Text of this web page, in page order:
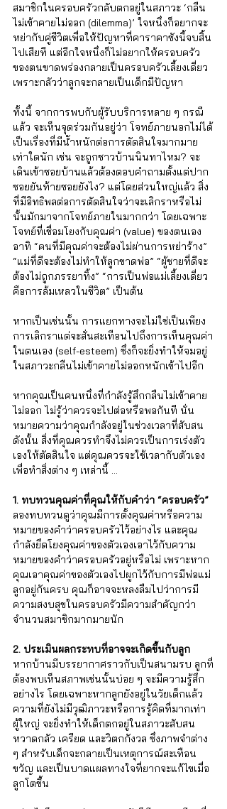
สมาชิกในครอบครัวกลับตกอยู่ในสภาวะ ‘กลืน
ไม่เข้าคายไม่ออก (dilemma)’ ใจหนึ่งก็อยากจะ
หย่ากับคู่ชีวิตเพื่อให้ปัญหาที่คาราคาซังนี้จบสิ้น
ไปเสียที แต่อีกใจหนึ่งก็ไม่อยากให้ครอบครัว
ของตนขาดพร่องกลายเป็นครอบครัวเลี้ยงเดี่ยว
เพราะกลัวว่าลูกจะกลายเป็นเด็กมีปัญหา
ทั้งนี้ จากการพบกับผู้รับบริการหลาย ๆ กรณี
แล้ว จะเห็นจุดร่วมกันอยู่ว่า โจทย์ภายนอกไม่ได้
เป็นเรื่องที่มีน้ำหนักต่อการตัดสินใจมากมาย
เท่าใดนัก เช่น จะถูกชาวบ้านนินทาไหม? จะ
เดินเข้าซอยบ้านแล้วต้องตอบคำถามตั้งแต่ปาก
ซอยยันท้ายซอยยังไง? แต่โดยส่วนใหญ่แล้ว สิ่ง
ที่มีอิทธิพลต่อการตัดสินใจว่าจะเลิกราหรือไม่
นั้นมักมาจากโจทย์ภายในมากกว่า โดยเฉพาะ
โจทย์ที่เชื่อมโยงกับคุณค่า (value) ของตนเอง
อาทิ “คนที่มีคุณค่าจะต้องไม่ผ่านการหย่าร้าง”
“แม่ที่ดีจะต้องไม่ทำให้ลูกขาดพ่อ” “ผู้ชายที่ดีจะ
ต้องไม่ถูกภรรยาทิ้ง” “การเป็นพ่อแม่เลี้ยงเดี่ยว
คือการล้มเหลวในชีวิต” เป็นต้น
หากเป็นเช่นนั้น การแยกทางจะไม่ใช่เป็นเพียง
การเลิกราแต่จะสั่นสะเทือนไปถึงการเห็นคุณค่า
ในตนเอง (self-esteem) ซึ่งก็จะยิ่งทำให้จมอยู่
ในสภาวะกลืนไม่เข้าคายไม่ออกหนักเข้าไปอีก
หากคุณเป็นคนหนึ่งที่กำลังรู้สึกกลืนไม่เข้าคาย
ไม่ออก ไม่รู้ว่าควรจะไปต่อหรือพอกันที นั่น
หมายความว่าคุณกำลังอยู่ในช่วงเวลาที่สับสน
ดังนั้น สิ่งที่คุณควรทำจึงไม่ควรเป็นการเร่งตัว
เองให้ตัดสินใจ แต่คุณควรจะใช้เวลากับตัวเอง
เพื่อทำสิ่งต่าง ๆ เหล่านี้ …
1. ทบทวนคุณค่าที่คุณให้กับคำว่า “ครอบครัว”
ลองทบทวนดูว่าคุณมีการตั้งคุณค่าหรือความ
หมายของคำว่าครอบครัวไว้อย่างไร และคุณ
กำลังยึดโยงคุณค่าของตัวเองเอาไว้กับความ
หมายของคำว่าครอบครัวอยู่หรือไม่ เพราะหาก
คุณเอาคุณค่าของตัวเองไปผูกไว้กับการมีพ่อแม่
ลูกอยู่กันครบ คุณก็อาจจะหลงลืมไปว่าการมี
ความสงบสุขในครอบครัวมีความสำคัญกว่า
จำนวนสมาชิกมากมายนัก
2. ประเมินผลกระทบที่อาจจะเกิดขึ้นกับลูก
หากบ้านมีบรรยากาศราวกับเป็นสนามรบ ลูกที่
ต้องพบเห็นสภาพเช่นนั้นบ่อย ๆ จะมีความรู้สึก
อย่างไร โดยเฉพาะหากลูกยังอยู่ในวัยเด็กแล้ว
ความที่ยังไม่มีวุฒิภาวะหรือการรู้คิดที่มากเท่า
ผู้ใหญ่ จะยิ่งทำให้เด็กตกอยู่ในสภาวะสับสน
หวาดกลัว เครียด และวิตกกังวล ซึ่งภาพจำต่าง
ๆ สำหรับเด็กจะกลายเป็นเหตุการณ์สะเทือน
ขวัญ และเป็นบาดแผลทางใจที่ยากจะแก้ไขเมื่อ
ลูกโตขึ้น